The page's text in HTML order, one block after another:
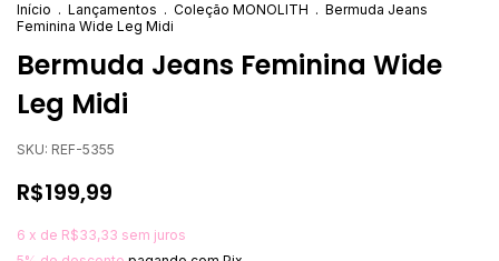
Início . Lançamentos . Coleção MONOLITH . Bermuda Jeans
Feminina Wide Leg Midi
Bermuda Jeans Feminina Wide
Leg Midi
SKU: REF-5355
R$199,99
6 x de R$33,33 sem juros